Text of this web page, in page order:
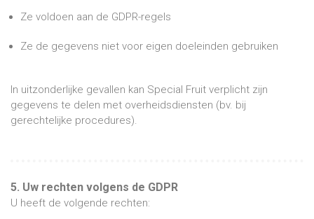
Ze voldoen aan de GDPR-regels
Ze de gegevens niet voor eigen doeleinden gebruiken
In uitzonderlijke gevallen kan Special Fruit verplicht zijn
gegevens te delen met overheidsdiensten (bv. bij
gerechtelijke procedures).
5. Uw rechten volgens de GDPR
U heeft de volgende rechten: